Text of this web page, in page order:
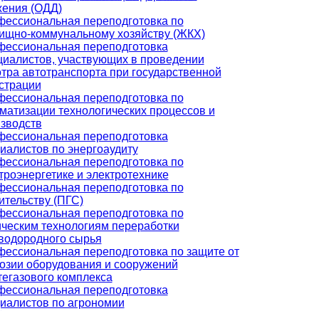
(ОДД)
переподготовка по
коммунальному хозяйству (ЖКХ)
переподготовка
участвующих в проведении
автотранспорта при государственной
переподготовка по
технологических процессов и
переподготовка
по энергоаудиту
переподготовка по
и электротехнике
переподготовка по
(ПГС)
переподготовка по
технологиям переработки
сырья
переподготовка по защите от
оборудования и сооружений
комплекса
переподготовка
по агрономии